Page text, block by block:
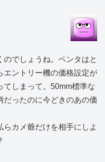
のでしょうね。ペンタはと
エントリー機の価格設定が
てしまって。50mm標準な
だったのに今どきのあの価
らカメ爺だけを相手にしよ